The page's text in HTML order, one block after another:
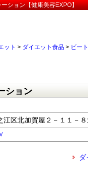
ション【健康美容EXPO】
ット > ダイエット食品 > ビー
ション
区北加賀屋２－１１－